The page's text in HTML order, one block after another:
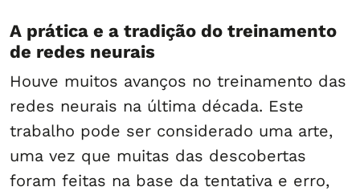
A prática e a tradição do treinamento
de redes neurais
Houve muitos avanços no treinamento das
redes neurais na última década. Este
trabalho pode ser considerado uma arte,
uma vez que muitas das descobertas
foram feitas na base da tentativa e erro,